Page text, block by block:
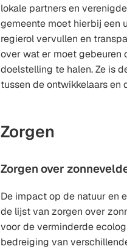
lokale partners en
gemeente moet hierbij een
regierol vervullen en
over wat er moet gebeuren
doelstelling te halen. Ze is
tussen de ontwikkelaars en
Zorgen
Zorgen over
De impact op de natuur en
de lijst van zorgen over
voor de verminderde
bedreiging van